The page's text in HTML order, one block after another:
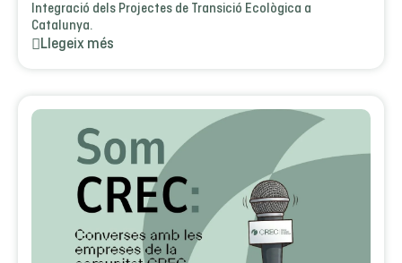
Integració dels Projectes de Transició Ecològica a
Catalunya.
Llegeix més